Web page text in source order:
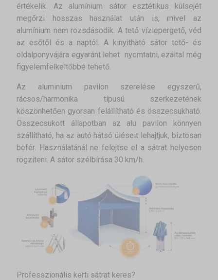
értékelik. Az alumínium sátor esztétikus külsejét
megőrzi hosszas használat után is, mivel az
alumínium nem rozsdásodik. A tető vízlepergető, véd
az esőtől és a naptól. A kinyitható sátor tető- és
oldalponyvájára egyaránt lehet nyomtatni, ezáltal még
figyelemfelkeltőbbé tehető.
Az aluminium pavilon szerelése egyszerű,
rácsos/harmonika típusú szerkezetének
köszönhetően gyorsan felállítható és összecsukható.
Összecsukott állapotban az alu pavilon könnyen
szállítható, ha az autó hátsó üléseit lehajtjuk, biztosan
befér. Használatánál ne felejtse el a sátrat helyesen
rögzíteni. A sátor szélbírása 30 km/h.
Professzionális kerti sátrat keres?